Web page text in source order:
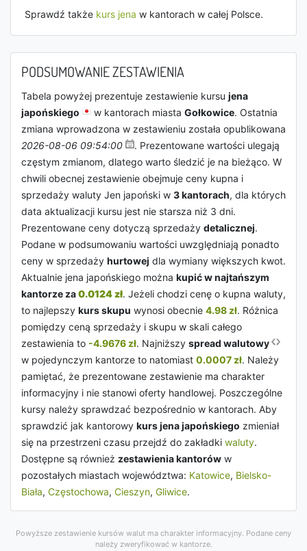
Sprawdź także kurs jena w kantorach w całej Polsce.
PODSUMOWANIE ZESTAWIENIA
Tabela powyżej prezentuje zestawienie kursu jena
japońskiego
w kantorach miasta Gołkowice. Ostatnia
zmiana wprowadzona w zestawieniu została opublikowana
2026-08-06 09:54:00
. Prezentowane wartości ulegają
częstym zmianom, dlatego warto śledzić je na bieżąco. W
chwili obecnej zestawienie obejmuje ceny kupna i
sprzedaży waluty Jen japoński w 3 kantorach, dla których
data aktualizacji kursu jest nie starsza niż 3 dni.
Prezentowane ceny dotyczą sprzedaży detalicznej.
Podane w podsumowaniu wartości uwzględniają ponadto
ceny w sprzedaży hurtowej dla wymiany większych kwot.
Aktualnie jena japońskiego można kupić w najtańszym
kantorze za0.0124 zł. Jeżeli chodzi cenę o kupna waluty,
to najlepszy kurs skupu wynosi obecnie 4.98 zł. Różnica
pomiędzy ceną sprzedaży i skupu w skali całego
zestawienia to -4.9676 zł. Najniższy spread walutowy
w pojedynczym kantorze to natomiast 0.0007 zł. Należy
pamiętać, że prezentowane zestawienie ma charakter
informacyjny i nie stanowi oferty handlowej. Poszczególne
kursy należy sprawdzać bezpośrednio w kantorach. Aby
sprawdzić jak kantorowy kurs jena japońskiego zmieniał
się na przestrzeni czasu przejdź do zakładki waluty.
Dostępne są również zestawienia kantorów w
pozostałych miastach województwa: Katowice, Bielsko-
Biała, Częstochowa, Cieszyn, Gliwice.
Powyższe zestawienie kursów walut ma charakter informacyjny. Podane ceny
należy zweryfikować w kantorze.